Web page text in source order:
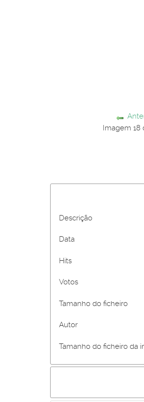
Imagem 18
Descrição
Data
Hits
Votos
Tamanho do ficheiro
Autor
Tamanho do ficheiro da